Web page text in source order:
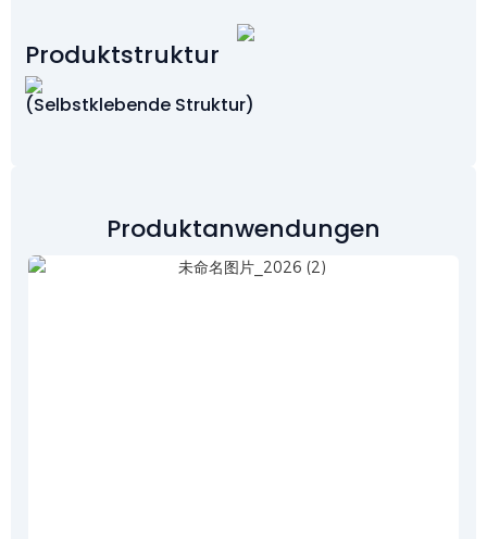
Produktstruktur
(Selbstklebende Struktur)
Produktanwendungen